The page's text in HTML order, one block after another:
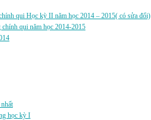
qui Học kỳ II năm học 2014 – 2015( có sửa đổi)
chính qui năm học 2014-2015
học kỳ I